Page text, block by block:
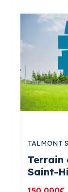
Terrain
Saint-
TALMONT